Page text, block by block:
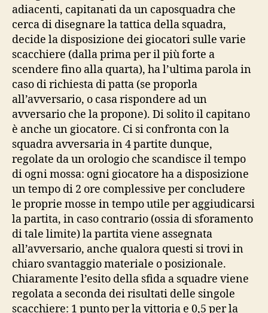
adiacenti, capitanati da un caposquadra che
cerca di disegnare la tattica della squadra,
decide la disposizione dei giocatori sulle varie
scacchiere (dalla prima per il più forte a
scendere fino alla quarta), ha l’ultima parola in
caso di richiesta di patta (se proporla
all’avversario, o casa rispondere ad un
avversario che la propone). Di solito il capitano
è anche un giocatore. Ci si confronta con la
squadra avversaria in 4 partite dunque,
regolate da un orologio che scandisce il tempo
di ogni mossa: ogni giocatore ha a disposizione
un tempo di 2 ore complessive per concludere
le proprie mosse in tempo utile per aggiudicarsi
la partita, in caso contrario (ossia di sforamento
di tale limite) la partita viene assegnata
all’avversario, anche qualora questi si trovi in
chiaro svantaggio materiale o posizionale.
Chiaramente l’esito della sfida a squadre viene
regolata a seconda dei risultati delle singole
scacchiere: 1 punto per la vittoria e 0,5 per la